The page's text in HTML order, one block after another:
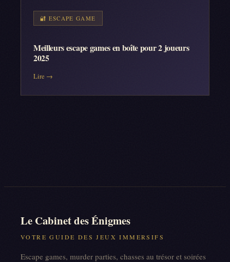
🔐 ESCAPE GAME
Meilleurs escape games en boîte pour 2 joueurs
2025
Lire →
Le Cabinet des Énigmes
VOTRE GUIDE DES JEUX IMMERSIFS
Escape games, murder parties, chasses au trésor et soirées